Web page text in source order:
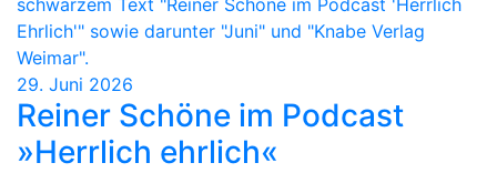
29. Juni 2026
Reiner Schöne im Podcast
»Herrlich ehrlich«